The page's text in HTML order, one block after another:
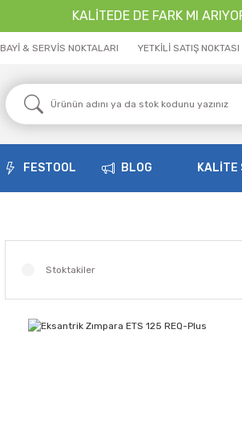
KALİTEDE DE FARK MI
BAYİ & SERVİS NOKTALARI YETKİLİ SATIŞ NOKTASI
FESTOOL BLOG KALİTE
Stoktakiler